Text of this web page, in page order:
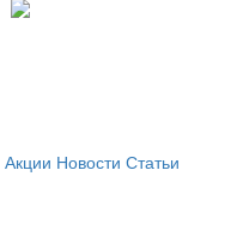
Акции Новости Статьи